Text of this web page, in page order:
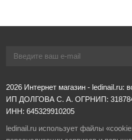
2026 Интернет магазин - ledinail.ru:
ИП ДОЛГОВА С. А. ОГРНИП:
ИНН: 645329910205
ledinail.ru использует файлы